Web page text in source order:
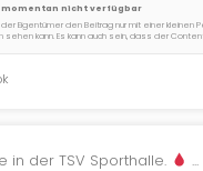
nicht verfügbar
Eigentümer den Beitrag nur mit einer kleinen
sehen kann. Es kann auch sein, dass der
in der TSV Sporthalle. ...